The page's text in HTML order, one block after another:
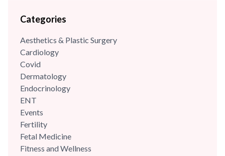
College of Paediatrics and Child Health (UK). Dr Gurleen
worked...
Categories
Aesthetics & Plastic Surgery
Cardiology
Covid
Dermatology
Endocrinology
ENT
Events
Fertility
Fetal Medicine
Fitness and Wellness